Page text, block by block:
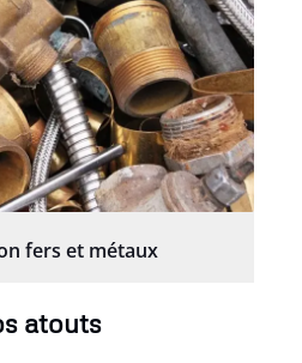
fers et métaux
atouts